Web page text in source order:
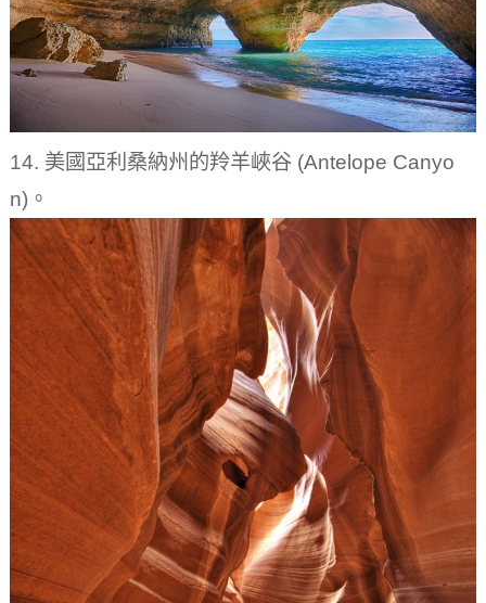
14. 美國亞利桑納州的羚羊峽谷 (Antelope Canyo
n)。